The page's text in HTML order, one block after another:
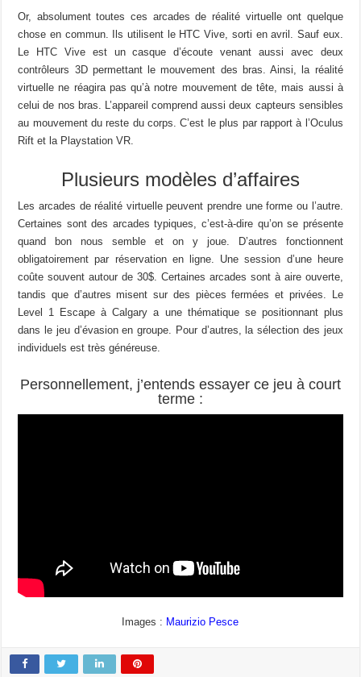
Or, absolument toutes ces arcades de réalité virtuelle ont quelque
chose en commun. Ils utilisent le HTC Vive, sorti en avril. Sauf eux.
Le HTC Vive est un casque d’écoute venant aussi avec deux
contrôleurs 3D permettant le mouvement des bras. Ainsi, la réalité
virtuelle ne réagira pas qu’à notre mouvement de tête, mais aussi à
celui de nos bras. L’appareil comprend aussi deux capteurs sensibles
au mouvement du reste du corps. C’est le plus par rapport à l’Oculus
Rift et la Playstation VR.
Plusieurs modèles d’affaires
Les arcades de réalité virtuelle peuvent prendre une forme ou l’autre.
Certaines sont des arcades typiques, c’est-à-dire qu’on se présente
quand bon nous semble et on y joue. D’autres fonctionnent
obligatoirement par réservation en ligne. Une session d’une heure
coûte souvent autour de 30$. Certaines arcades sont à aire ouverte,
tandis que d’autres misent sur des pièces fermées et privées. Le
Level 1 Escape à Calgary a une thématique se positionnant plus
dans le jeu d’évasion en groupe. Pour d’autres, la sélection des jeux
individuels est très généreuse.
Personnellement, j’entends essayer ce jeu à court
terme :
Images : Maurizio Pesce